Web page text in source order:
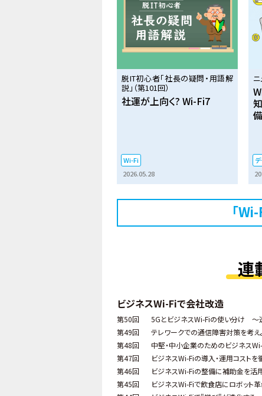
脱IT初心者「社長の疑問・用語解
説」（第101回）
社運が上向く? Wi-Fi7
Wi-Fi
2026.05.28
「
連
ビジネスWi-Fiで会社改造
第50回 5GとビジネスWi-Fiの使い分け ～
第49回
テレワークでの通信障害対策を考え
第48回
中堅・中小企業のためのビジネス
第47回
ビジネスWi-Fiの導入・運用コストを
第46回
ビジネスWi-Fiの整備に補助金を活
第45回
ビジネスWi-Fiで飲食店にロボット